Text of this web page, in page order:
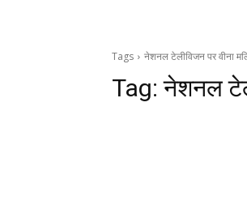
Tags नेशनल टेलीविजन पर वीना
Tag:नेशनल